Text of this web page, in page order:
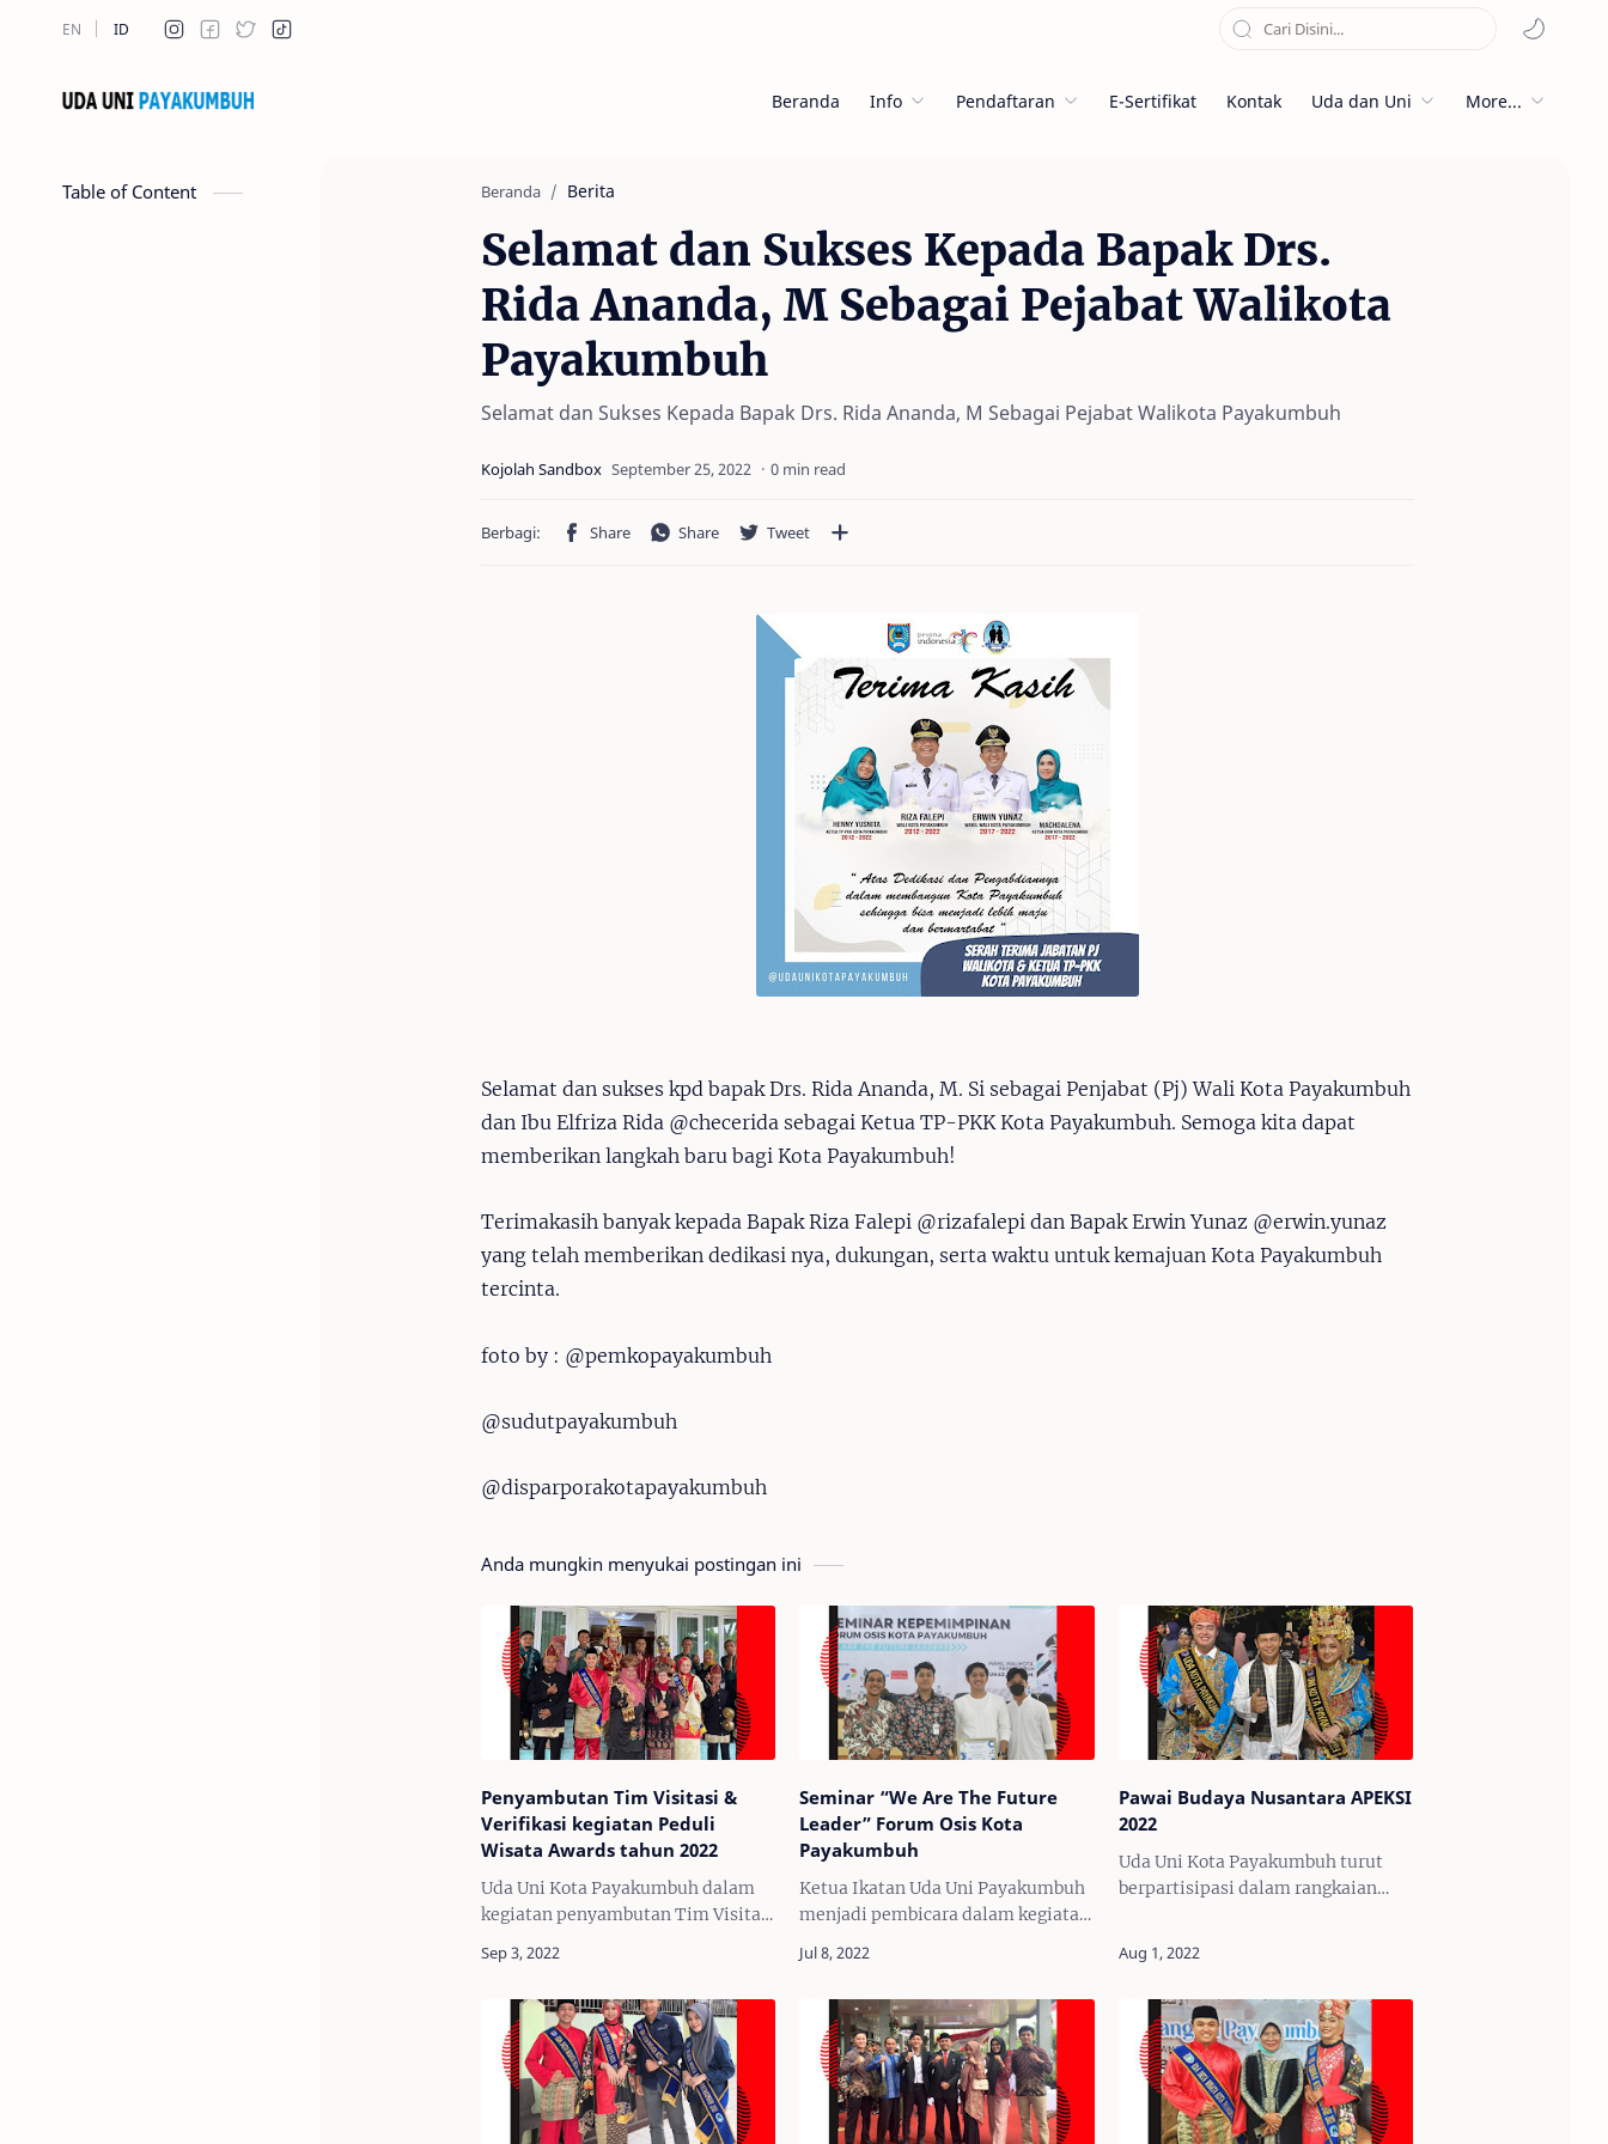
Beranda Info Pendaftaran E-Sertifikat Kontak Uda dan Uni More...
Table of Content Beranda Berita
Selamat dan Sukses Kepada Bapak Drs.
Rida Ananda, M Sebagai Pejabat Walikota
Payakumbuh
Selamat dan Sukses Kepada Bapak Drs. Rida Ananda, M Sebagai Pejabat Walikota Payakumbuh
0 min read
Selamat dan sukses kpd bapak Drs. Rida Ananda, M. Si sebagai Penjabat (Pj) Wali Kota Payakumbuh
dan Ibu Elfriza Rida @checerida sebagai Ketua TP-PKK Kota Payakumbuh. Semoga kita dapat
memberikan langkah baru bagi Kota Payakumbuh!
Terimakasih banyak kepada Bapak Riza Falepi @rizafalepi dan Bapak Erwin Yunaz @erwin.yunaz
yang telah memberikan dedikasi nya, dukungan, serta waktu untuk kemajuan Kota Payakumbuh
tercinta.
foto by : @pemkopayakumbuh
@sudutpayakumbuh
@disparporakotapayakumbuh
Anda mungkin menyukai postingan ini
Penyambutan Tim Visitasi &
Verifikasi kegiatan Peduli
Wisata Awards tahun 2022
Uda Uni Kota Payakumbuh dalam
kegiatan penyambutan Tim Visitasi
Awards tahun 2022 yang
September 2022 di Rum…
Seminar “We Are The Future
Leader” Forum Osis Kota
Payakumbuh
Ketua Ikatan Uda Uni Payakumbuh
menjadi pembicara dalam kegiatan
Leader” Forum Osis Kota
dilaksanakan di Aula SMAN 2
Payakumbu…
Pawai Budaya Nusantara APEKSI
2022
Uda Uni Kota Payakumbuh turut
berpartisipasi dalam rangkaian
pada hari Selasa, tepatnya 9